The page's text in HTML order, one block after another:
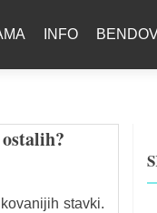
INFO
stavki.